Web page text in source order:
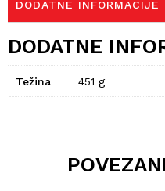
DODATNE INFORMACIJE
DODATNE
Težina 451 g